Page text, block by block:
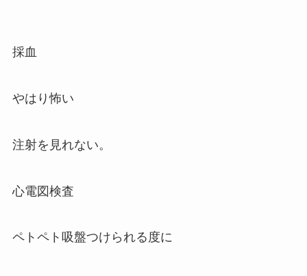
採血
やはり怖い
注射を見れない。
心電図検査
ペトペト吸盤つけられる度に